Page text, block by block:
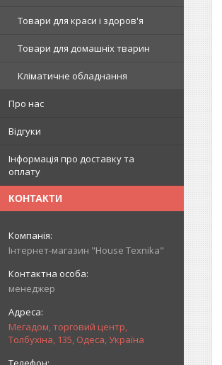
Товари для краси і здоров'я
Товари для домашніх тварин
Кліматичне обладнання
Про нас
Відгуки
Інформація про доставку та
оплату
КОНТАКТИ
Інтернет-магазин "House Texnika"
менеджер
Мегадом, торговий центр,
Толбухіна, 135, Одеса, Україна